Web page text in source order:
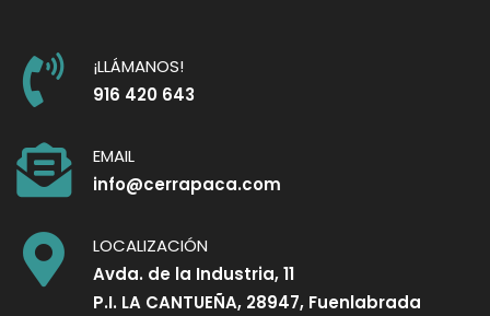
¡LLÁMANOS!
916 420 643
EMAIL
info@cerrapaca.com
LOCALIZACIÓN
Avda. de la Industria, 11
P.I. LA CANTUEÑA, 28947, Fuenlabrada